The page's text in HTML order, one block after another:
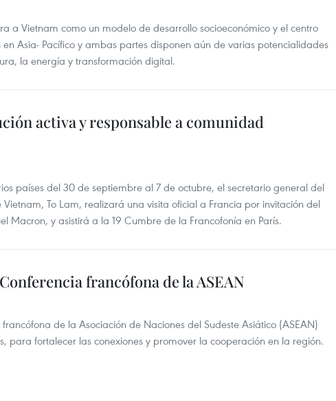
a Vietnam como un modelo de desarrollo socioeconómico y el centro
Asia- Pacífico y ambas partes disponen aún de varias potencialidades
la energía y transformación digital.
activa y responsable a comunidad
países del 30 de septiembre al 7 de octubre, el secretario general del
To Lam, realizará una visita oficial a Francia por invitación del
Macron, y asistirá a la 19 Cumbre de la Francofonía en París.
francófona de la ASEAN
de la Asociación de Naciones del Sudeste Asiático (ASEAN)
para fortalecer las conexiones y promover la cooperación en la región.